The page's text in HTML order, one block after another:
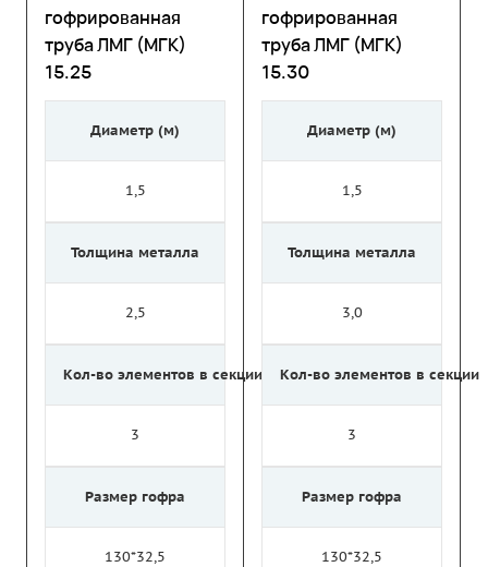
гофрированная
труба ЛМГ (МГК)
15.25
Диаметр (м)
1,5
Толщина металла
2,5
Кол-во элементов в секции
3
Размер гофра
130*32,5
гофрированная
труба ЛМГ (МГК)
15.30
Диаметр (м)
1,5
Толщина металла
3,0
Кол-во элементов в секции
3
Размер гофра
130*32,5